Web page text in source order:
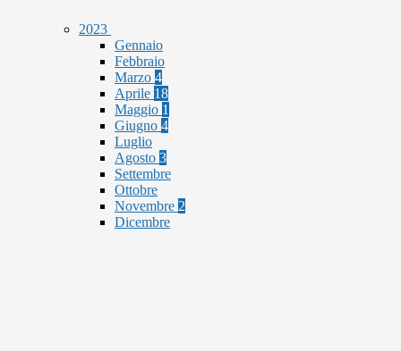
2023
Gennaio
Febbraio
Marzo 4
Aprile 18
Maggio 1
Giugno 4
Luglio
Agosto 3
Settembre
Ottobre
Novembre 2
Dicembre